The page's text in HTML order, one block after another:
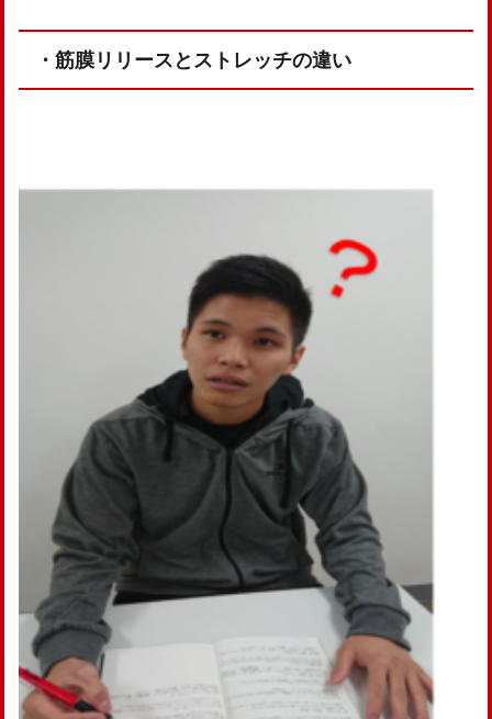
・筋膜リリースとストレッチの違い